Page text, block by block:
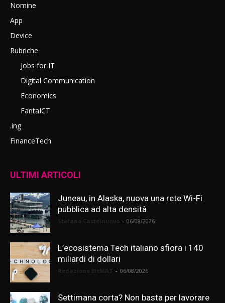
Nomine
App
Device
Rubriche
Jobs for IT
Digital Communication
Economics
FantaICT
.ing
FinanceTech
ULTIMI ARTICOLI
Juneau, in Alaska, nuova una rete Wi-Fi
pubblica ad alta densità
- 06/08/2026
L’ecosistema Tech italiano sfiora i 140
miliardi di dollari
- 06/08/2026
Settimana corta? Non basta per lavorare